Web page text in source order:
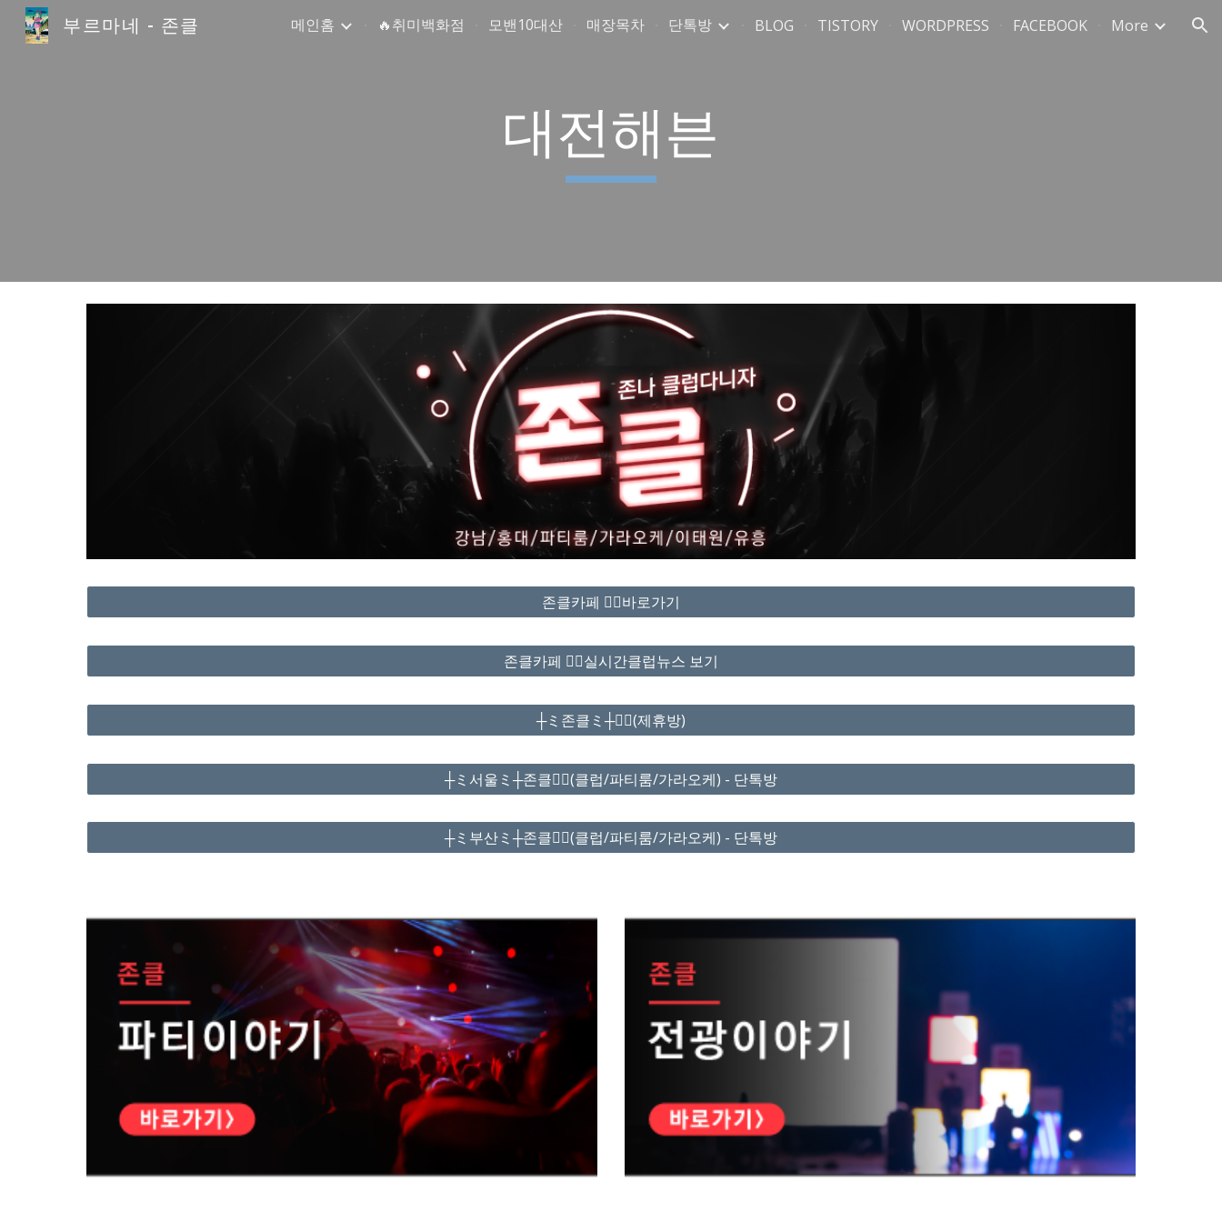
Skip to main content Skip to navigation
부르마네 - 존클 메인홈 🔥취미백화점 모밴10대산 매장목차 단톡방 BLOG TISTORY WORDPRESS FACEBOOK More
대전해븐
존클카페 ❤️‍🔥바로가기
존클카페 ❤️‍🔥실시간클럽뉴스 보기
┼ミ존클ミ┼❤️‍🔥(제휴방)
┼ミ서울ミ┼존클❤️‍🔥(클럽/파티룸/가라오케) - 단톡방
┼ミ부산ミ┼존클❤️‍🔥(클럽/파티룸/가라오케) - 단톡방